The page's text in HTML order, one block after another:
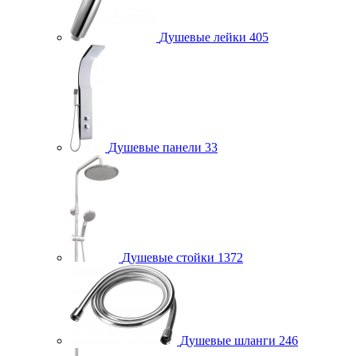
Душевые лейки 405
Душевые панели 33
Душевые стойки 1372
Душевые шланги 246